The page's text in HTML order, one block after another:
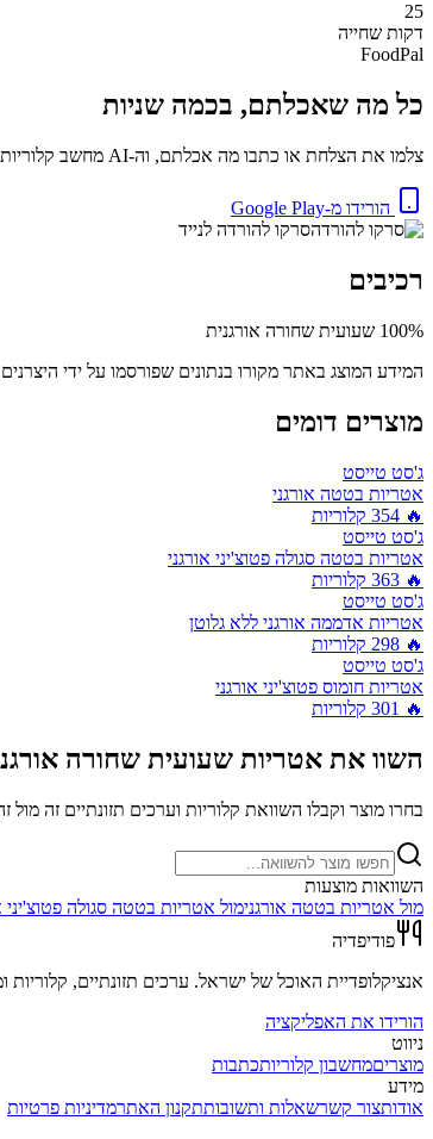
25
דקות שחייה
FoodPal
כל מה שאכלתם, בכמה שניות
צלמו את הצלחת או כתבו מה אכלתם, וה-AI מחשב קלוריות, חלבון ומאקרו באופן מיידי. בחינם.
הורידו מ-Google Play
סרקו להורדה לנייד
רכיבים
100% שעועית שחורה אורגנית
המידע המוצג באתר מקורו בנתונים שפורסמו על ידי
מוצרים דומים
ג'סט טייסט
אטריות בטטה אורגני
🔥
354 קלוריות
ג'סט טייסט
אטריות בטטה סגולה פטוצ'יני אורגני
🔥
363 קלוריות
ג'סט טייסט
אטריות אדממה אורגני ללא גלוטן
🔥
298 קלוריות
ג'סט טייסט
אטריות חומוס פטוצ'יני אורגני
🔥
301 קלוריות
השוו את אטריות שעועית שחורה
בחרו מוצר וקבלו השוואת קלוריות וערכים תזונתיים זה מול
השוואות מוצעות
מול אטריות בטטה אורגנימול אטריות בטטה סגולה פטוצ'יני
פודיפדיה
אנציקלופדיית האוכל של ישראל. ערכים תזונתיים, קלוריות
הורידו את האפליקציה
ניווט
מוצריםמחשבון קלוריותכתבות
מידע
אודותצור קשרשאלות ותשובותתקנון האתרמדיניות פרטיות